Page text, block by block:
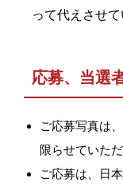
って代えさせて
応募、当選
ご応募写真は
限らせていただ
ご応募は、日